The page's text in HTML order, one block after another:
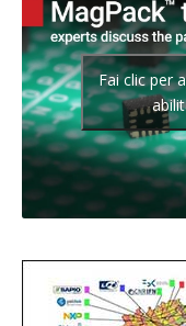
Fai clic per